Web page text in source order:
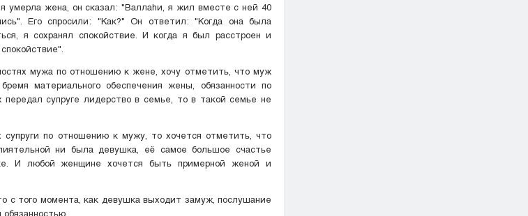
умерла жена, он сказал: "Валлаhи, я жил вместе с ней 40
Его спросили: "Как?" Он ответил: "Когда она была
я сохранял спокойствие. И когда я был расстроен и
мужа по отношению к жене, хочу отметить, что муж
материального обеспечения жены, обязанности по
супруге лидерство в семье, то в такой семье не
супруги по отношению к мужу, то хочется отметить, что
ни была девушка, её самое большое счастье
И любой женщине хочется быть примерной женой и
с того момента, как девушка выходит замуж, послушание